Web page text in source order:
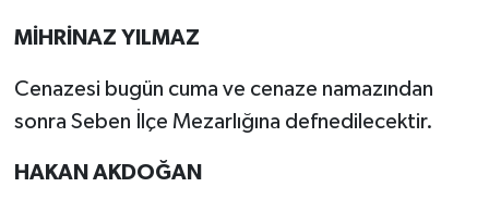
MİHRİNAZ YILMAZ
Cenazesi bugün cuma ve cenaze namazından
sonra Seben İlçe Mezarlığına defnedilecektir.
HAKAN AKDOĞAN